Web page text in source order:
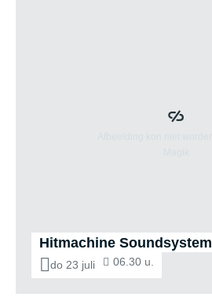
Hitmachine Soundsystem
do 23 juli 06.30 u.